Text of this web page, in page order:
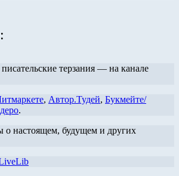
терзания — на канале
, Автор.Тудей, Букмейте/
.
о настоящем, будущем и других